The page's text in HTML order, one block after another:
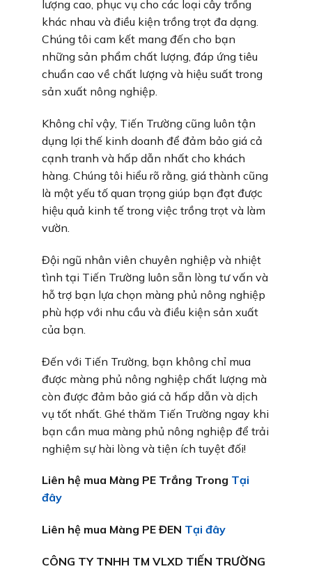
lượng cao, phục vụ cho các loại cây trồng
khác nhau và điều kiện trồng trọt đa dạng.
Chúng tôi cam kết mang đến cho bạn
những sản phẩm chất lượng, đáp ứng tiêu
chuẩn cao về chất lượng và hiệu suất trong
sản xuất nông nghiệp.
Không chỉ vậy, Tiến Trường cũng luôn tận
dụng lợi thế kinh doanh để đảm bảo giá cả
cạnh tranh và hấp dẫn nhất cho khách
hàng. Chúng tôi hiểu rõ rằng, giá thành cũng
là một yếu tố quan trọng giúp bạn đạt được
hiệu quả kinh tế trong việc trồng trọt và làm
vườn.
Đội ngũ nhân viên chuyên nghiệp và nhiệt
tình tại Tiến Trường luôn sẵn lòng tư vấn và
hỗ trợ bạn lựa chọn màng phủ nông nghiệp
phù hợp với nhu cầu và điều kiện sản xuất
của bạn.
Đến với Tiến Trường, bạn không chỉ mua
được màng phủ nông nghiệp chất lượng mà
còn được đảm bảo giá cả hấp dẫn và dịch
vụ tốt nhất. Ghé thăm Tiến Trường ngay khi
bạn cần mua màng phủ nông nghiệp để trải
nghiệm sự hài lòng và tiện ích tuyệt đối!
Liên hệ mua Màng PE Trắng Trong Tại
đây
Liên hệ mua Màng PE ĐEN Tại đây
CÔNG TY TNHH TM VLXD TIẾN TRƯỜNG